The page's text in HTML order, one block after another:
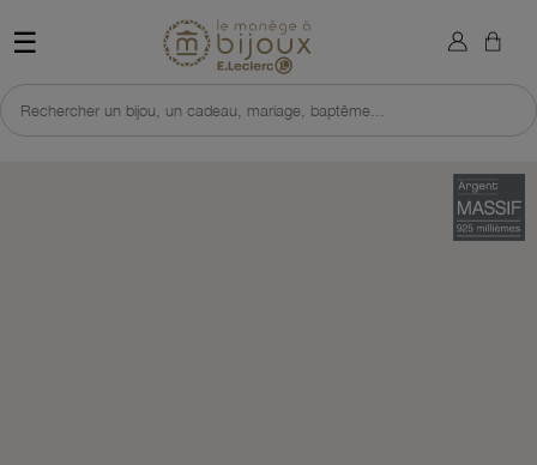
☰ Retour à l'accueil du site
Rechercher un bijou, un cadeau, mariage, baptême...
×